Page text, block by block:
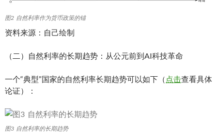
图2 自然利率作为货币政策的锚
资料来源：自己绘制
（二）自然利率的长期趋势：从公元前到AI科技革命
一个“典型”国家的自然利率长期趋势可以如下（ 点击查看具体
论证）：
图3 自然利率的长期趋势